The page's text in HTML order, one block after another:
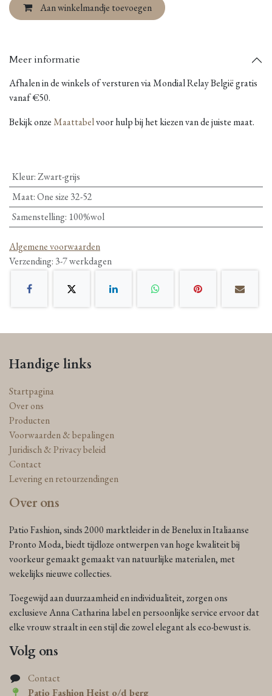
Aan winkelmandje toevoegen
Meer informatie
Afhalen in de winkels of versturen via Mondial Relay België gratis
vanaf €50.
Bekijk onzeMaattabelvoor hulp bij het kiezen van de juiste maat.
Kleur:Zwart-grijs
Maat:One size 32-52
Samenstelling: 100%wol
Algemene voorwaarden
Verzending: 3-7 werkdagen
Handige links
Startpagina
Over ons
Producten
Voorwaarden & bepalingen
Juridisch & Privacy beleid
Contact
Levering en retourzendingen
Over ons
Patio Fashion, sinds 2000 marktleider in de Benelux in Italiaanse
Pronto Moda, biedt tijdloze ontwerpen van hoge kwaliteit bij
voorkeur gemaakt gemaakt van natuurlijke materialen, met
wekelijks nieuwe collecties.
Toegewijd aan duurzaamheid en individualiteit, zorgen ons
exclusieve Anna Catharina label en persoonlijke service ervoor dat
elke vrouw straalt in een stijl die zowel elegant als eco-bewust is.
Volg ons
Contact
Patio Fashion Heist o/d berg